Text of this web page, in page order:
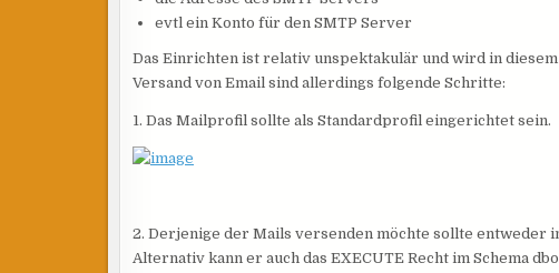
evtl ein Konto für den SMTP Server
Das Einrichten ist relativ unspektakulär und wird in
Versand von Email sind allerdings folgende Schritte:
1. Das Mailprofil sollte als Standardprofil eingerichtet sein.
2. Derjenige der Mails versenden möchte sollte entweder
Alternativ kann er auch das EXECUTE Recht im Schema